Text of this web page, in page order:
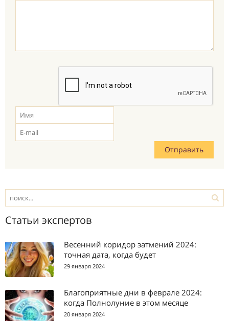
Статьи экспертов
Весенний коридор затмений 2024:
точная дата, когда будет
29 января 2024
Благоприятные дни в феврале 2024:
когда Полнолуние в этом месяце
20 января 2024